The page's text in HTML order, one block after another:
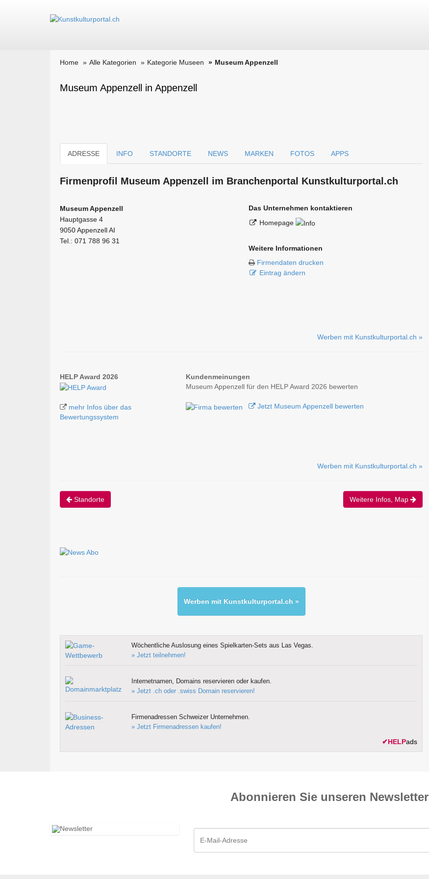
Home Alle Kategorien Kategorie Museen Museum Appenzell
Museum Appenzell in Appenzell
ADRESSE INFO STANDORTE NEWS MARKEN FOTOS APPS
Firmen­profil Museum Appenzell im Branchen­portal Kunstkulturportal.ch
Museum Appenzell
Hauptgasse 4
9050 Appenzell AI
Tel.: 071 788 96 31
Das Unternehmen kontaktieren
Homepage
Weitere Informationen
Firmendaten drucken
Eintrag ändern
Werben mit Kunstkulturportal.ch »
HELP Award 2026
mehr Infos über das
Bewertungssystem
Kundenmeinungen
Museum Appenzell für den HELP Award 2026 bewerten
Jetzt Museum Appenzell bewerten
Werben mit Kunstkulturportal.ch »
Standorte Weitere Infos, Map
Werben mit Kunstkulturportal.ch »
Wöchentliche Auslosung eines Spielkarten-Sets aus Las Vegas.
» Jetzt teilnehmen!
Internetnamen, Domains reservieren oder kaufen.
» Jetzt .ch oder .swiss Domain reservieren!
Firmenadressen Schweizer Unternehmen.
» Jetzt Firmenadressen kaufen!
✔HELPads
Abonnieren Sie unseren News­letter